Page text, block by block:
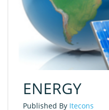
ENERGY
Published By Itecons